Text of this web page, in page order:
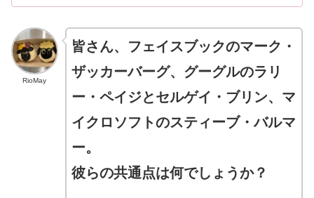
RioMay
皆さん、フェイスブックのマーク・
ザッカーバーグ、グーグルのラリ
ー・ペイジとセルゲイ・ブリン、マ
イクロソフトのスティーブ・バルマ
ー。
彼らの共通点は何でしょうか？